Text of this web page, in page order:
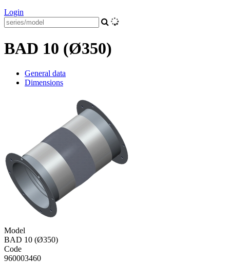
Login
BAD 10 (Ø350)
General data
Dimensions
Model
BAD 10 (Ø350)
Code
960003460